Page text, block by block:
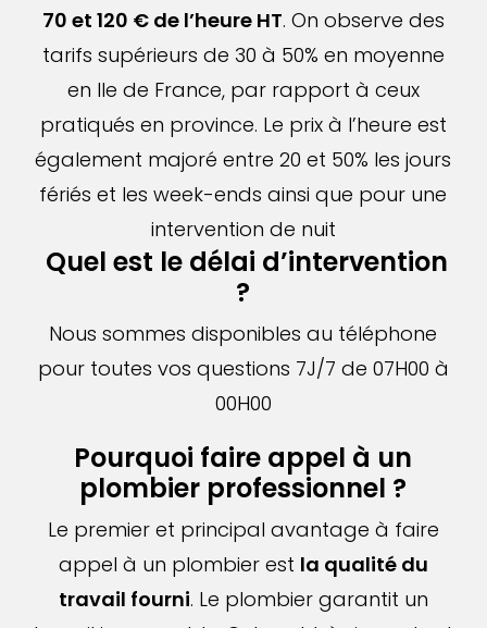
70 et 120 € de l’heure HT. On observe des
tarifs supérieurs de 30 à 50% en moyenne
en Ile de France, par rapport à ceux
pratiqués en province. Le prix à l’heure est
également majoré entre 20 et 50% les jours
fériés et les week-ends ainsi que pour une
intervention de nuit
Quel est le délai d’intervention
?
Nous sommes disponibles au téléphone
pour toutes vos questions 7J/7 de 07H00 à
00H00
Pourquoi faire appel à un
plombier professionnel ?
Le premier et principal avantage à faire
appel à un plombier est la qualité du
travail fourni. Le plombier garantit un